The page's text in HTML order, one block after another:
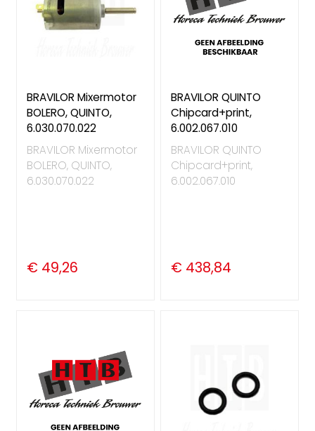
BRAVILOR Mixermotor
BOLERO, QUINTO,
6.030.070.022
BRAVILOR Mixermotor
BOLERO, QUINTO,
6.030.070.022
€ 49,26
BRAVILOR QUINTO
Chipcard+print,
6.002.067.010
BRAVILOR QUINTO
Chipcard+print,
6.002.067.010
€ 438,84